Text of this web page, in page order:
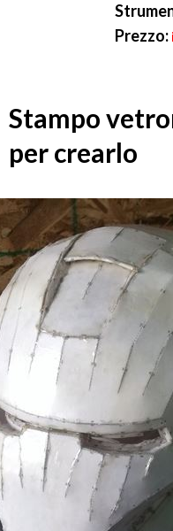
Prezzo:
Stampo
per crearlo